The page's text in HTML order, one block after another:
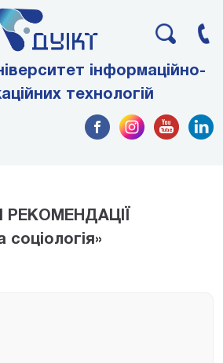
інформаційно-
технологій
РЕКОМЕНДАЦІЇ
соціологія»